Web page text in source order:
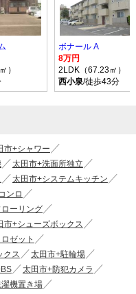
）
ボナール A
8万円
2LDK（67.23㎡）
西小泉/徒歩43分
市+シャワー
太田市+洗面所独立
太田市+システムキッチン
ンロ
ーリング
市+シューズボックス
ゼット
クス
太田市+駐輪場
太田市+防犯カメラ
機置き場